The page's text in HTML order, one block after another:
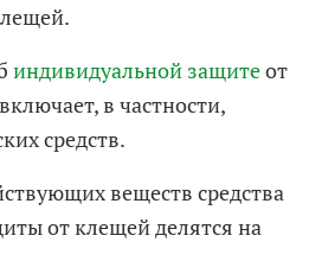
индивидуальной защитеот
в частности,
средств.
веществ средства
от клещей делятся на